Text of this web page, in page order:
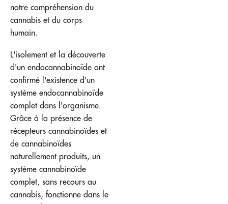
notre compréhension du
cannabis et du corps
humain.
L'isolement et la découverte
d'un endocannabinoïde ont
confirmé l'existence d'un
système endocannabinoïde
complet dans l'organisme.
Grâce à la présence de
récepteurs cannabinoïdes et
de cannabinoïdes
naturellement produits, un
système cannabinoïde
complet, sans recours au
cannabis, fonctionne dans le